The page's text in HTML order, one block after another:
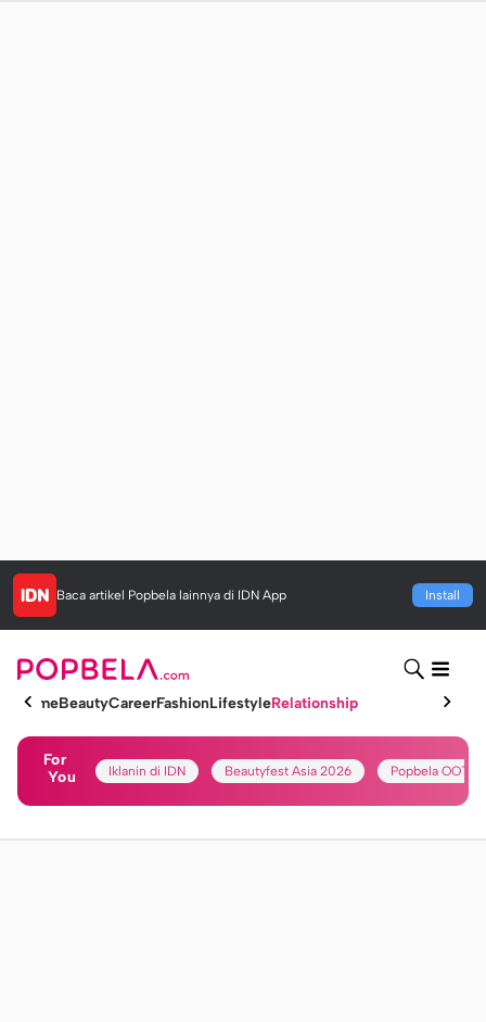
Baca artikel Popbela lainnya di IDN App Install
HomeBeautyCareerFashionLifestyleRelationship
For
You
Iklanin di IDN Beautyfest Asia 2026 Popbela OOTD